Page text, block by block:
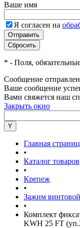
Ваше имя
Я согласен на
* - Поля,
Сообщение
Ваше сообщение
Вами свяжется наш
Закрыть окно
Главная
•
Каталог товаров
•
Крепеж
•
Зажим
•
Комплект
KWH 25 FT